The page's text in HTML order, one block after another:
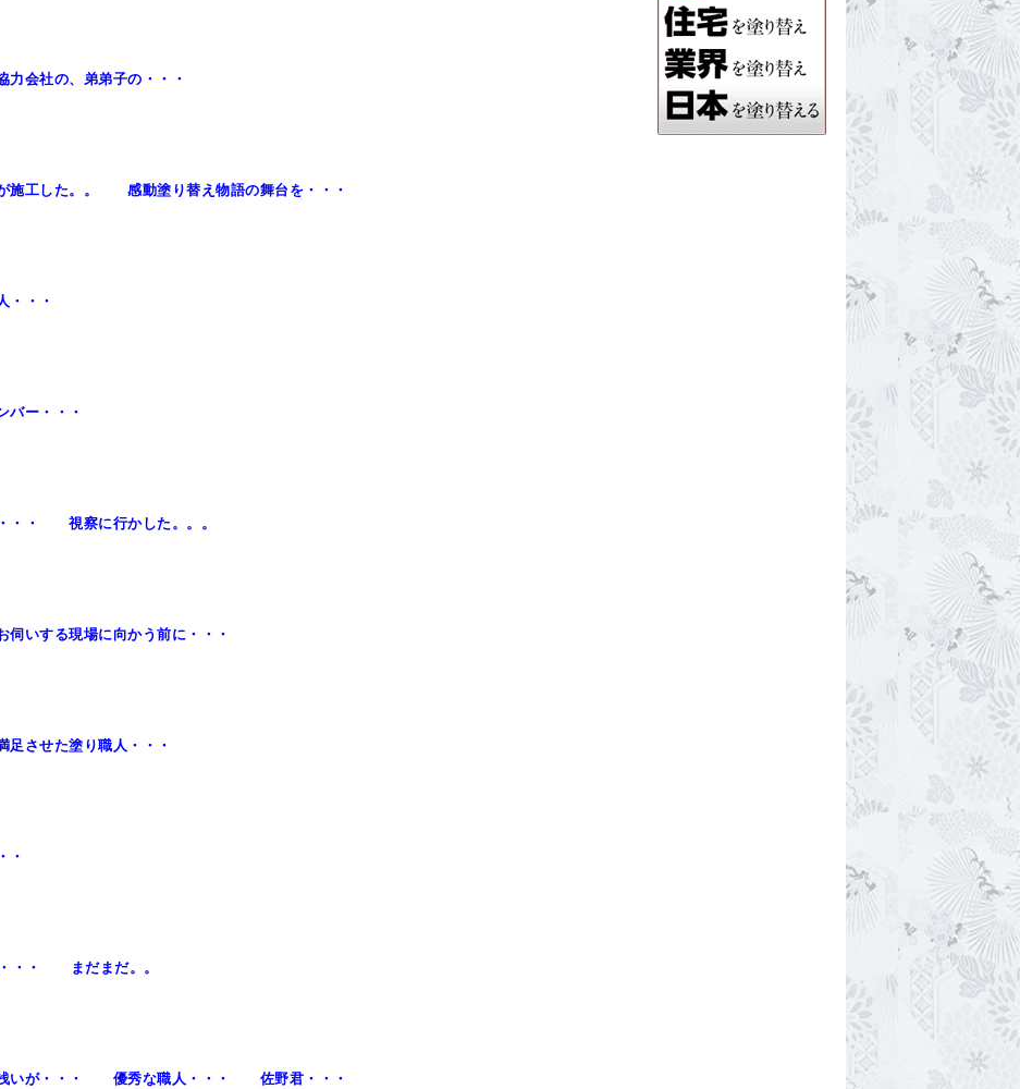
力会社の、弟弟子の・・・
施工した。。 感動塗り替え物語の舞台を・・・
・・・
バー・・・
・・ 視察に行かした。。。
伺いする現場に向かう前に・・・
足させた塗り職人・・・
・
・・ まだまだ。。
いが・・・ 優秀な職人・・・ 佐野君・・・